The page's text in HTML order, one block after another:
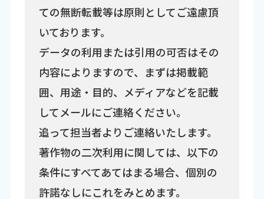
ての無断転載等は原則としてご遠慮頂
いております。
データの利用または引用の可否はその
内容によりますので、まずは掲載範
囲、用途・目的、メディアなどを記載
してメールにご連絡ください。
追って担当者よりご連絡いたします。
著作物の二次利用に関しては、以下の
条件にすべてあてはまる場合、個別の
許諾なしにこれをみとめます。